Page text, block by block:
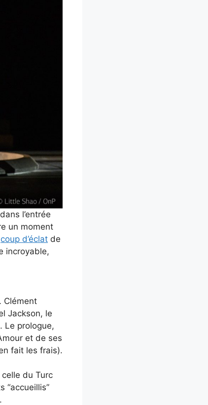
l’entrée
un moment
coup d’éclat de
incroyable,
Clément
Jackson, le
Le prologue,
et de ses
fait les frais).
du Turc
“accueillis”